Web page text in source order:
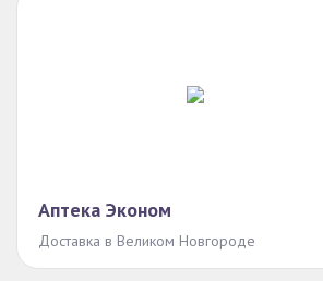
Аптека Эконом
Доставка в Великом Новгороде